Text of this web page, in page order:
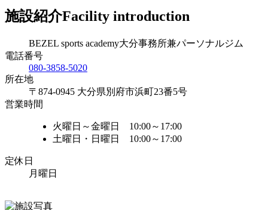
施設紹介Facility introduction
BEZEL sports academy大分事務所兼パーソナルジム
電話番号
080-3858-5020
所在地
〒874-0945 大分県別府市浜町23番5号
営業時間
火曜日～金曜日 10:00～17:00
土曜日・日曜日 10:00～17:00
定休日
月曜日